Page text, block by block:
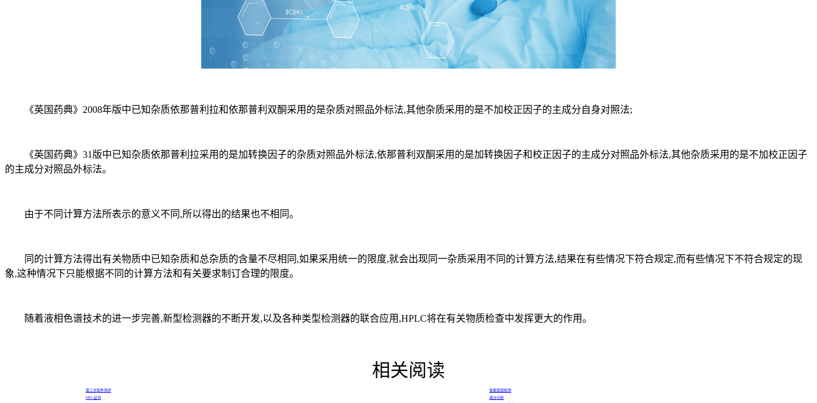
《英国药典》2008年版中已知杂质依那普利拉和依那普利双酮采用的是杂质对照品外标法,其他杂质采用的是不加校正因子的主成分自身对照法;
《英国药典》31版中已知杂质依那普利拉采用的是加转换因子的杂质对照品外标法,依那普利双酮采用的是加转换因子和校正因子的主成分对照品外标法,其他杂质采用的是不加校正因子
的主成分对照品外标法。
由于不同计算方法所表示的意义不同,所以得出的结果也不相同。
同的计算方法得出有关物质中已知杂质和总杂质的含量不尽相同,如果采用统一的限度,就会出现同一杂质采用不同的计算方法,结果在有些情况下符合规定,而有些情况下不符合规定的现
象,这种情况下只能根据不同的计算方法和有关要求制订合理的限度。
随着液相色谱技术的进一步完善,新型检测器的不断开发,以及各种类型检测器的联合应用,HPLC将在有关物质检查中发挥更大的作用。
相关阅读
第三方软件测评
智能家居检测
MTC证书
成分分析